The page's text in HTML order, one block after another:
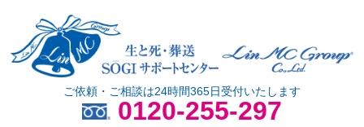
ご依頼・ご相談は24時間365日受付いたします
0120-255-297